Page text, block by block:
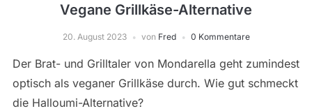
Vegane Grillkäse-Alternative
20. August 2023 von Fred 0 Kommentare
Der Brat- und Grilltaler von Mondarella geht zumindest
optisch als veganer Grillkäse durch. Wie gut schmeckt
die Halloumi-Alternative?